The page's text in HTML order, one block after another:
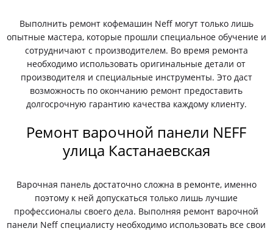
Выполнить ремонт кофемашин Neff могут только лишь
опытные мастера, которые прошли специальное обучение и
сотрудничают с производителем. Во время ремонта
необходимо использовать оригинальные детали от
производителя и специальные инструменты. Это даст
возможность по окончанию ремонт предоставить
долгосрочную гарантию качества каждому клиенту.
Ремонт варочной панели NEFF
улица Кастанаевская
Варочная панель достаточно сложна в ремонте, именно
поэтому к ней допускаться только лишь лучшие
профессионалы своего дела. Выполняя ремонт варочной
панели Neff специалисту необходимо использовать все свои